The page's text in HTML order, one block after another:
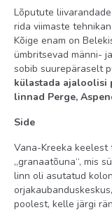
baarid: 8
konverentsisaalid:
sisebasseinid: 1
restoranid: 1
rannarätikud
arst väljakutsel
A la carte
pesumaja
Wi-Fi fuajees,
Lõputute
rida viimaste
Kõige enam on
ümbritsevad männi-
sobib suurepäraselt
külastada ajaloolisi
linnad Perge,
Side
Vana-Kreeka
„granaatõuna“, mis
linn oli asutatud
poolest, kelle järgi